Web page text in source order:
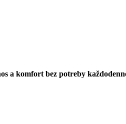
a komfort bez potreby